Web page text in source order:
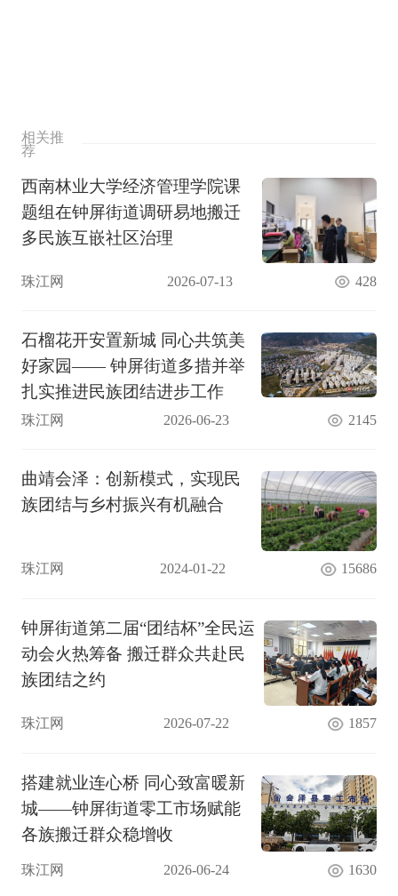
相关推
荐
西南林业大学经济管理学院课
题组在钟屏街道调研易地搬迁
多民族互嵌社区治理
珠江网 2026-07-13 428
石榴花开安置新城 同心共筑美
好家园—— 钟屏街道多措并举
扎实推进民族团结进步工作
珠江网 2026-06-23 2145
曲靖会泽：创新模式，实现民
族团结与乡村振兴有机融合
珠江网 2024-01-22 15686
钟屏街道第二届“团结杯”全民运
动会火热筹备 搬迁群众共赴民
族团结之约
珠江网 2026-07-22 1857
搭建就业连心桥 同心致富暖新
城——钟屏街道零工市场赋能
各族搬迁群众稳增收
珠江网 2026-06-24 1630